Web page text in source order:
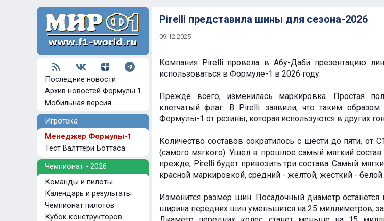
Последние новости
Архив новостей Формулы 1
Мобильная версия
Игротека
Менеджер Формулы-1
Тест Валттери Боттаса
Чемпионат - 2026
Команды и пилоты
Календарь и результаты
Чемпионат пилотов
Кубок конструкторов
Pirelli представила шины для сезона-2026
09.12.2025
Компания Pirelli провела в Абу-Даби презентацию
использоваться в Формуле-1 в 2026 году.
Прежде всего, изменилась маркировка. Простая
клетчатый флаг. В Pirelli заявили, что таким
Формулы-1 от резины, которая используются в других
Количество составов сократилось с шести до пяти, от
(самого мягкого). Ушел в прошлое самый мягкий
прежде, Pirelli будет привозить три состава. Самый
красной маркировкой, средний - желтой, жесткий - белой.
Изменится размер шин. Посадочный диаметр
ширина передних шин уменьшится на 25 миллиметров,